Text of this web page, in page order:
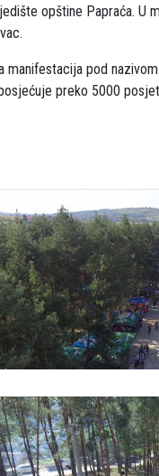
opštine Papraća. U
pod nazivom
preko 5000